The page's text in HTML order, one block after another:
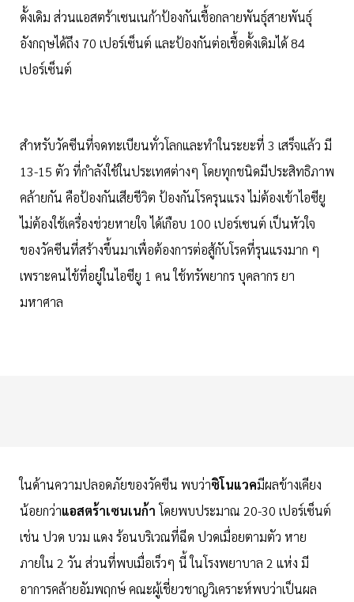
ดั้งเดิม ส่วนแอสตร้าเซนเนก้าป้องกันเชื้อกลายพันธุ์สายพันธุ์
อังกฤษได้ถึง 70 เปอร์เซ็นต์ และป้องกันต่อเชื้อดั้งเดิมได้ 84
เปอร์เซ็นต์
สำหรับวัคซีนที่จดทะเบียนทั่วโลกและทำในระยะที่ 3 เสร็จแล้ว มี
13-15 ตัว ที่กำลังใช้ในประเทศต่างๆ โดยทุกชนิดมีประสิทธิภาพ
คล้ายกัน คือป้องกันเสียชีวิต ป้องกันโรครุนแรง ไม่ต้องเข้าไอซียู
ไม่ต้องใช้เครื่องช่วยหายใจ ได้เกือบ 100 เปอร์เซนต์ เป็นหัวใจ
ของวัคซีนที่สร้างขึ้นมาเพื่อต้องการต่อสู้กับโรคที่รุนแรงมาก ๆ
เพราะคนไข้ที่อยู่ในไอซียู 1 คน ใช้ทรัพยากร บุคลากร ยา
มหาศาล
ในด้านความปลอดภัยของวัคซีน พบว่าซิโนแวคมีผลข้างเคียง
น้อยกว่าแอสตร้าเซนเนก้า โดยพบประมาณ 20-30 เปอร์เซ็นต์
เช่น ปวด บวม แดง ร้อนบริเวณที่ฉีด ปวดเมื่อยตามตัว หาย
ภายใน 2 วัน ส่วนที่พบเมื่อเร็วๆ นี้ ในโรงพยาบาล 2 แห่ง มี
อาการคล้ายอัมพฤกษ์ คณะผู้เชี่ยวชาญวิเคราะห์พบว่าเป็นผล